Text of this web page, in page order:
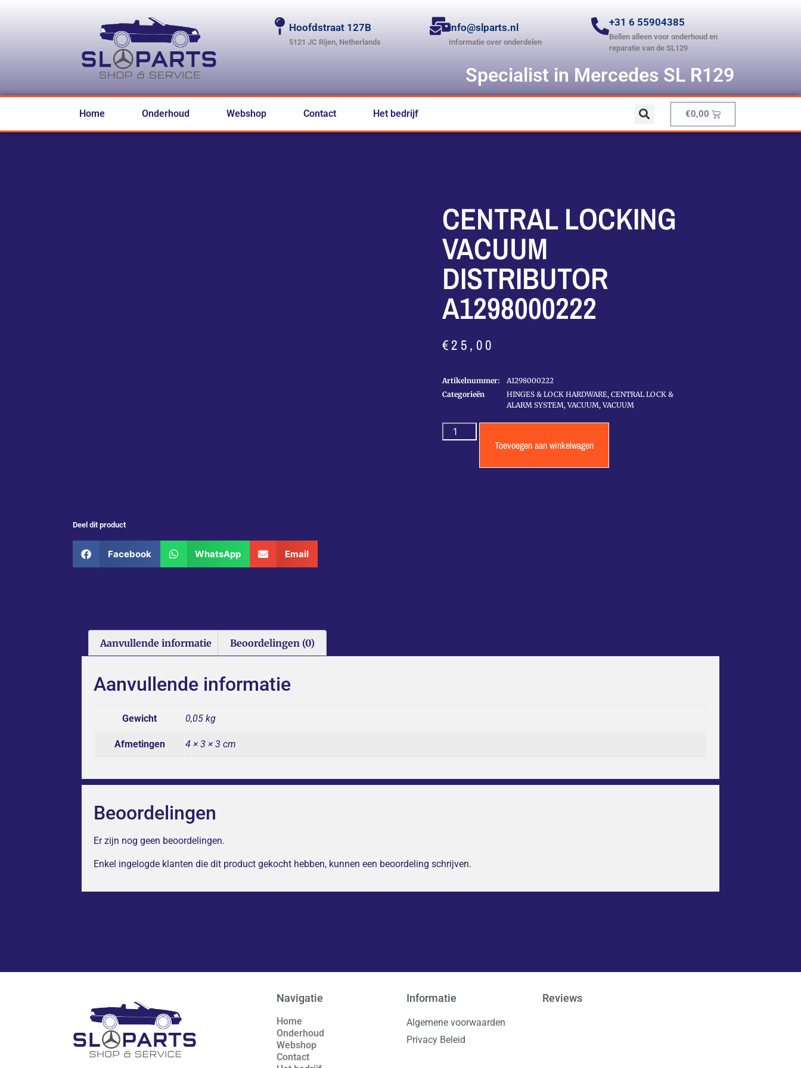
Hoofdstraat 127B
5121 JC Rijen, Netherlands
info@slparts.nl
Informatie over onderdelen
+31 6 55904385
Bellen alleen voor onderhoud en
reparatie van de SL129
Specialist in Mercedes SL R129
Home Onderhoud Webshop Contact Het bedrijf €0,00
Deel dit product
Facebook WhatsApp Email
CENTRAL LOCKING
VACUUM
DISTRIBUTOR
A1298000222
€25,00
Artikelnummer:
A1298000222
Categorieën
HINGES & LOCK HARDWARE, CENTRAL LOCK &
ALARM SYSTEM,VACUUM,VACUUM
Toevoegen aan winkelwagen
Aanvullende informatie Beoordelingen (0)
Aanvullende informatie
Gewicht 0,05 kg
Afmetingen 4 × 3 × 3 cm
Beoordelingen
Er zijn nog geen beoordelingen.
Enkel ingelogde klanten die dit product gekocht hebben, kunnen een beoordeling schrijven.
Navigatie
Home
Onderhoud
Webshop
Contact
Informatie
Algemene voorwaarden
Privacy Beleid
Reviews